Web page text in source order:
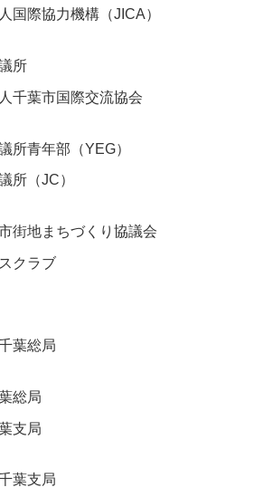
国際協力機構（JICA）
所
千葉市国際交流協会
所青年部（YEG）
所（JC）
街地まちづくり協議会
クラブ
葉総局
総局
支局
葉支局